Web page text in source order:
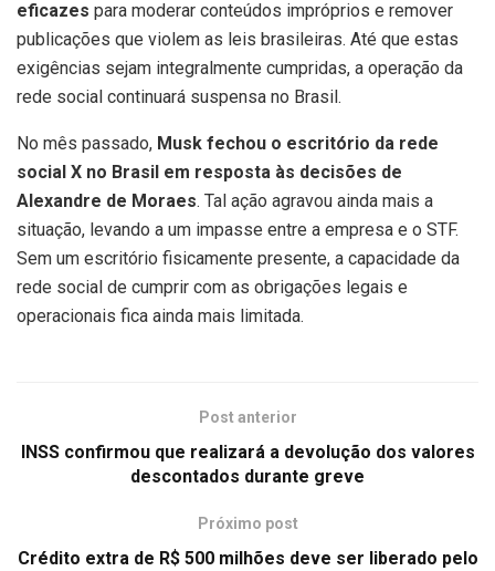
eficazes para moderar conteúdos impróprios e remover
publicações que violem as leis brasileiras. Até que estas
exigências sejam integralmente cumpridas, a operação da
rede social continuará suspensa no Brasil.
No mês passado, Musk fechou o escritório da rede
social X no Brasil em resposta às decisões de
Alexandre de Moraes. Tal ação agravou ainda mais a
situação, levando a um impasse entre a empresa e o STF.
Sem um escritório fisicamente presente, a capacidade da
rede social de cumprir com as obrigações legais e
operacionais fica ainda mais limitada.
Post anterior
INSS confirmou que realizará a devolução dos valores
descontados durante greve
Próximo post
Crédito extra de R$ 500 milhões deve ser liberado pelo